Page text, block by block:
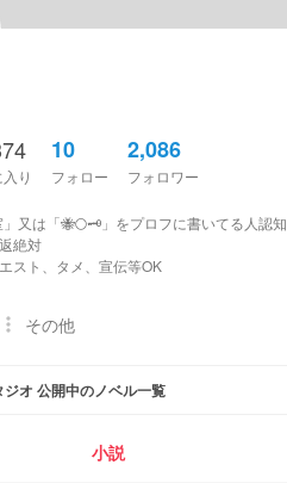
り
10
フォロー
2,086
フォロワー
又は「🐝🌕🗝️」をプロフに書いてる人認知
対
、タメ、宣伝等OK
more_vert その他
ジオ 公開中のノベル一覧
小説